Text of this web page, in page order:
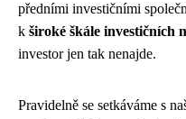
předními investičními
k široké škále investičních
investor jen tak nenajde.
Pravidelně se setkáváme s